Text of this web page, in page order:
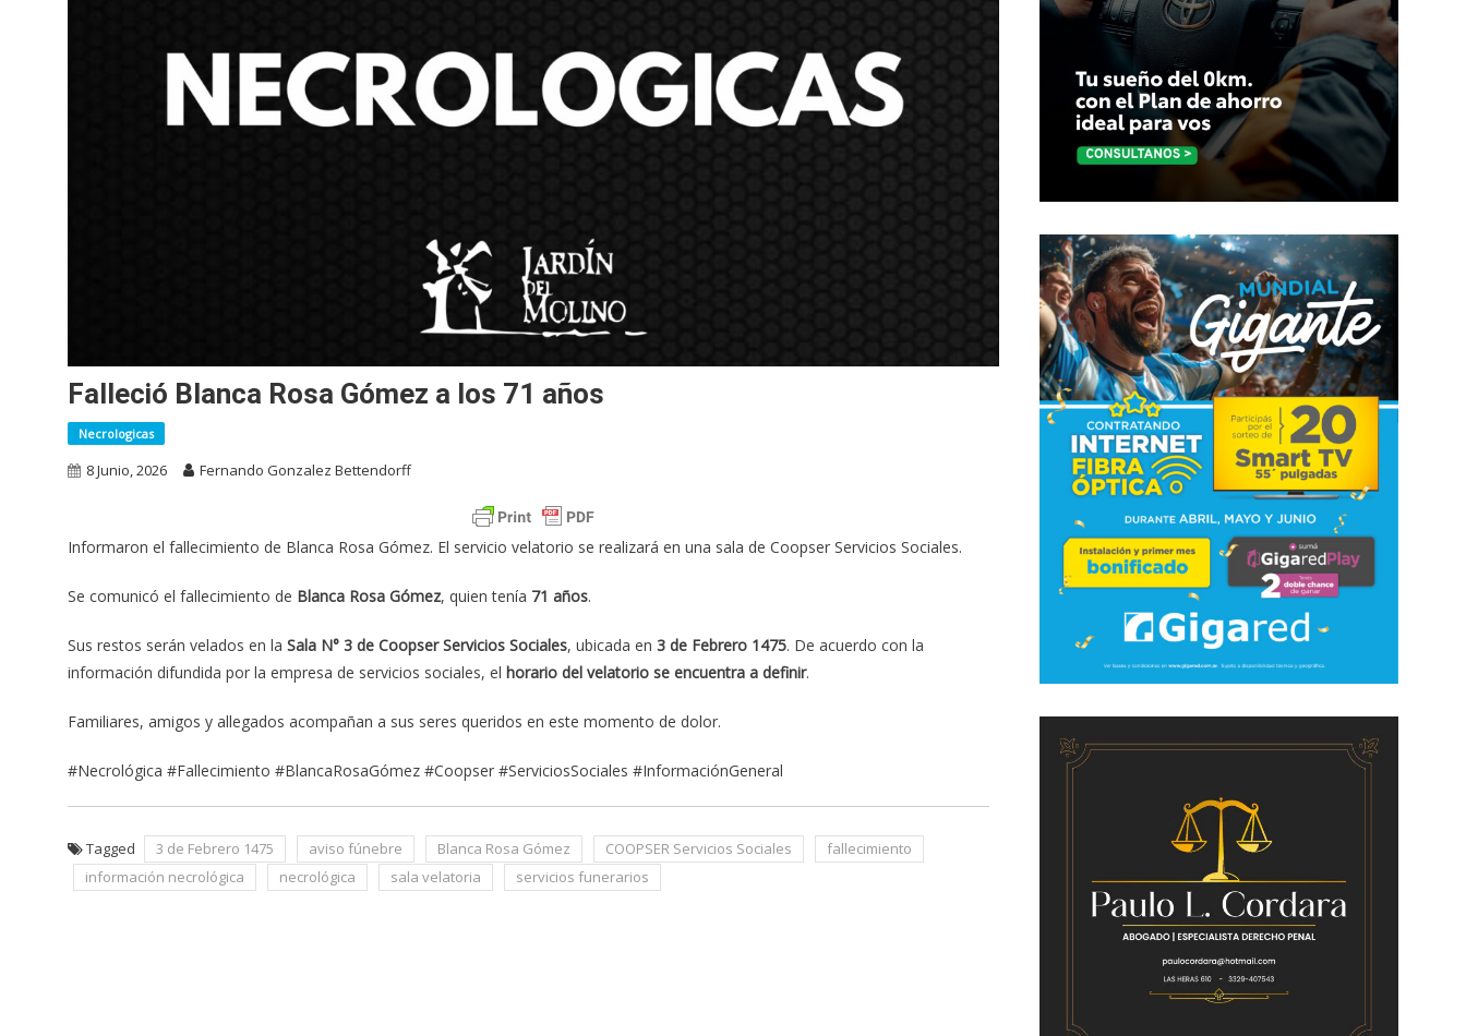
Falleció Blanca Rosa Gómez a los 71 años
Necrologicas
8 Junio, 2026 Fernando Gonzalez Bettendorff
Informaron el fallecimiento de Blanca Rosa Gómez. El servicio velatorio se realizará en una sala de Coopser Servicios Sociales.
Se comunicó el fallecimiento de Blanca Rosa Gómez, quien tenía 71 años.
Sus restos serán velados en la Sala N° 3 de Coopser Servicios Sociales, ubicada en 3 de Febrero 1475. De acuerdo con la
información difundida por la empresa de servicios sociales, el horario del velatorio se encuentra a definir.
Familiares, amigos y allegados acompañan a sus seres queridos en este momento de dolor.
#Necrológica #Fallecimiento #BlancaRosaGómez #Coopser #ServiciosSociales #InformaciónGeneral
Tagged 3 de Febrero 1475 aviso fúnebre Blanca Rosa Gómez COOPSER Servicios Sociales
fallecimiento
información necrológica
necrológica sala velatoria servicios funerarios